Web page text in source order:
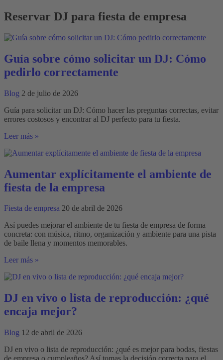
Reservar DJ para fiesta de empresa
Guía sobre cómo solicitar un DJ: Cómo
pedirlo correctamente
Blog 2 de julio de 2026
Guía para solicitar un DJ: Cómo hacer las preguntas correctas, evitar
errores costosos y encontrar al DJ perfecto para tu fiesta.
Guía
cómo
un
DJ:
Cómo
correctamente
Leer más »
Aumentar explícitamente el ambiente de
fiesta de la empresa
Fiesta de empresa 20 de abril de 2026
Así puedes mejorar el ambiente de tu fiesta de empresa de forma
concreta: con música, ritmo, organización y ambiente para una pista
de baile llena y momentos memorables.
Aumentar
el
de
fiesta
de
empresa
Leer más »
DJ en vivo o lista de reproducción: ¿qué
encaja mejor?
Blog 12 de abril de 2026
DJ en vivo o lista de reproducción: ¿qué es mejor para bodas, fiestas